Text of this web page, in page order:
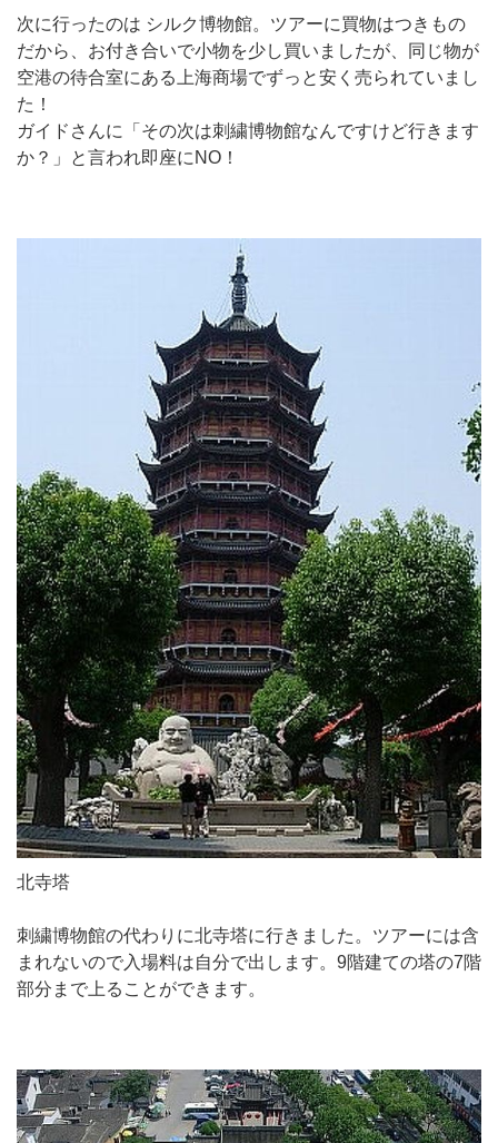
次に行ったのは シルク博物館。ツアーに買物はつきもの
だから、お付き合いで小物を少し買いましたが、同じ物が
空港の待合室にある上海商場でずっと安く売られていまし
た！
ガイドさんに「その次は刺繍博物館なんですけど行きます
か？」と言われ即座にNO！
北寺塔
刺繍博物館の代わりに北寺塔に行きました。ツアーには含
まれないので入場料は自分で出します。9階建ての塔の7階
部分まで上ることができます。